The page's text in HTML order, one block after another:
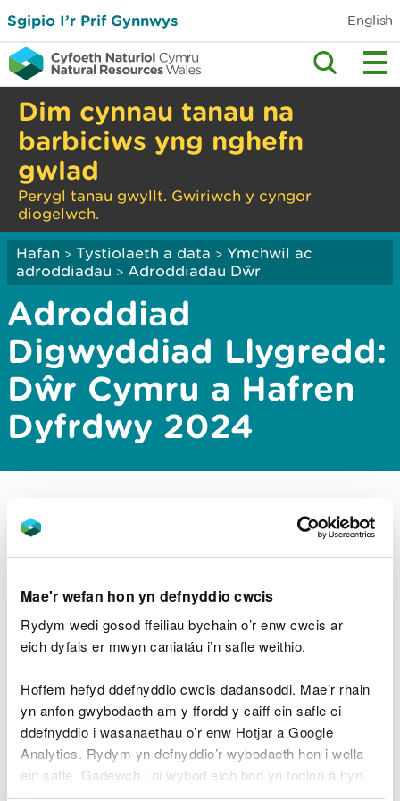
Mae'r wefan hon yn defnyddio cwcis
Rydym wedi gosod ffeiliau bychain o’r enw cwcis ar
eich dyfais er mwyn caniatáu i’n safle weithio.
Hoffem hefyd ddefnyddio cwcis dadansoddi. Mae’r rhain
yn anfon gwybodaeth am y ffordd y caiff ein safle ei
ddefnyddio i wasanaethau o’r enw Hotjar a Google
Analytics. Rydym yn defnyddio’r wybodaeth hon i wella
ein safle. Gadewch i ni wybod eich bod yn fodlon â hyn.
Byddwn yn defnyddio cwci i gadw eich dewis.
Sgipio I’r Prif Gynnwys English
Dim cynnau tanau na
barbiciws yng nghefn
gwlad
Perygl tanau gwyllt. Gwiriwch y cyngor
diogelwch.
Hafan > Tystiolaeth a data > Ymchwil ac
adroddiadau > Adroddiadau Dŵr
Adroddiad
Digwyddiad Llygredd:
Dŵr Cymru a Hafren
Dyfrdwy 2024
phwrpasol, sy'n canolbwyntio ar ddata llygredd.
blynyddol, a fydd yn cael eu cyhoeddi yn Hydref
2025.
Lawrlwythiadau dogfennau
cysylltiedig
Adroddiad Am Ddigwyddiad
Llygredd Dŵr Cymru A Hafren